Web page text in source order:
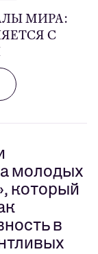
МИРА:
С
молодых
который
в